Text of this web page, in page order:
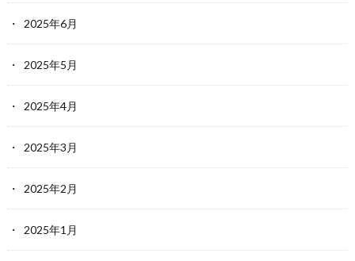
2025年6月
2025年5月
2025年4月
2025年3月
2025年2月
2025年1月